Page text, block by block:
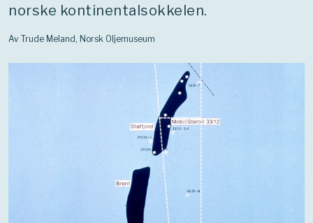
norske kontinentalsokkelen.
Av Trude Meland, Norsk Oljemuseum